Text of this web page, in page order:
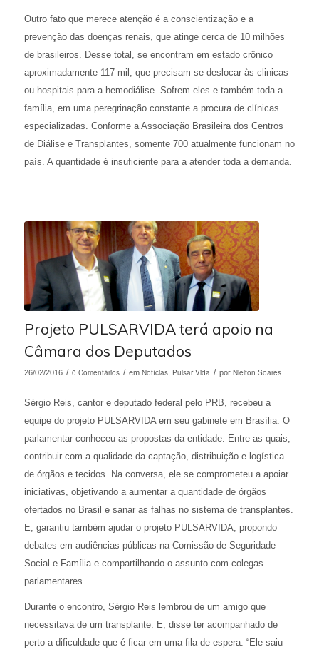
Outro fato que merece atenção é a conscientização e a
prevenção das doenças renais, que atinge cerca de 10 milhões
de brasileiros. Desse total, se encontram em estado crônico
aproximadamente 117 mil, que precisam se deslocar às clinicas
ou hospitais para a hemodiálise. Sofrem eles e também toda a
família, em uma peregrinação constante a procura de clínicas
especializadas. Conforme a Associação Brasileira dos Centros
de Diálise e Transplantes, somente 700 atualmente funcionam no
país. A quantidade é insuficiente para a atender toda a demanda.
Projeto PULSARVIDA terá apoio na
Câmara dos Deputados
26/02/2016 / 0 Comentários / em Notícias, Pulsar Vida / por Nielton Soares
Sérgio Reis, cantor e deputado federal pelo PRB, recebeu a
equipe do projeto PULSARVIDA em seu gabinete em Brasília. O
parlamentar conheceu as propostas da entidade. Entre as quais,
contribuir com a qualidade da captação, distribuição e logística
de órgãos e tecidos. Na conversa, ele se comprometeu a apoiar
iniciativas, objetivando a aumentar a quantidade de órgãos
ofertados no Brasil e sanar as falhas no sistema de transplantes.
E, garantiu também ajudar o projeto PULSARVIDA, propondo
debates em audiências públicas na Comissão de Seguridade
Social e Família e compartilhando o assunto com colegas
parlamentares.
Durante o encontro, Sérgio Reis lembrou de um amigo que
necessitava de um transplante. E, disse ter acompanhado de
perto a dificuldade que é ficar em uma fila de espera. “Ele saiu